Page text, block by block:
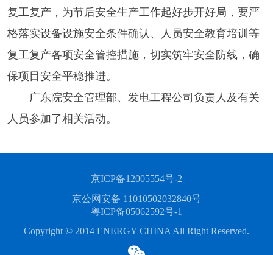
复工复产，为节后安全生产工作起好步开好局，要严
格落实设备设施安全条件确认、人员安全教育培训等
复工复产各项安全管控措施，切实筑牢安全防线，确
保项目安全平稳推进。
广东院安全管理部、发电工程公司负责人及有关
人员参加了相关活动。
京ICP备12005554号-2
京公网安备 11010502032840号
粤ICP备05062592号-1
Copyright © 2014 ENERGY CHINA All Right Reserved.